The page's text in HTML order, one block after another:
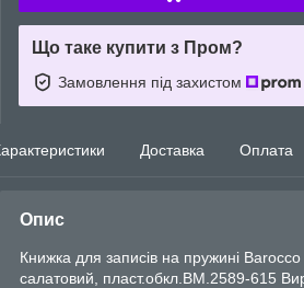
Що таке купити з Пром?
Замовлення під захистом
Доставка Оплата
Опис
Книжка для записів на пружині Barocco
салатовий, пласт.обкл.BM.2589-615